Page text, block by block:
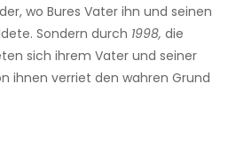
wo Bures Vater ihn und seinen
Sondern durch 1998, die
sich ihrem Vater und seiner
ihnen verriet den wahren Grund